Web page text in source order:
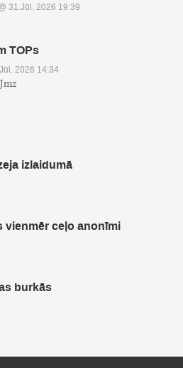
31.Jūl, 2026 19:39
TOPs
2026 14:34
izlaidumā
vienmēr ceļo anonīmi
burkās